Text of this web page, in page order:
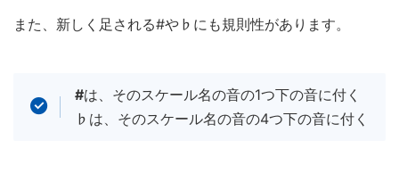
また、新しく足される#や♭にも規則性があります。
#は、そのスケール名の音の1つ下の音に付く
♭は、そのスケール名の音の4つ下の音に付く